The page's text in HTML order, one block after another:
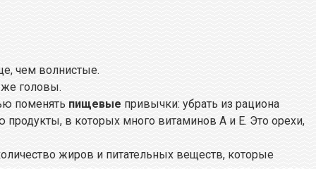
чем волнистые.
головы.
поменять пищевые привычки: убрать из рациона
в которых много витаминов А и Е. Это орехи,
жиров и питательных веществ, которые